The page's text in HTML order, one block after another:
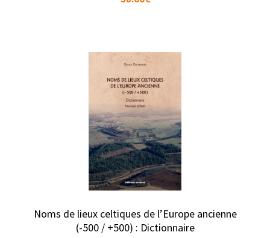
Noms de lieux celtiques de l’Europe ancienne
(-500 / +500) : Dictionnaire